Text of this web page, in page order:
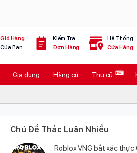
Giỏ Hàng
Của Bạn
Kiểm Tra
Đơn Hàng
Hệ Thống
Cửa Hàng
Gia dụng Hàng cũ Thu cũ
Chủ Đề Thảo Luận Nhiều
Roblox VNG bắt xác thực